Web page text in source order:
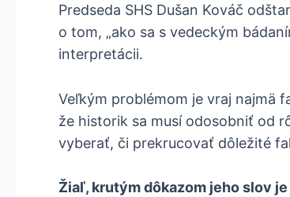
Predseda SHS Dušan Kováč
o tom, „ako sa s vedeckým
interpretácii.
Veľkým problémom je vraj najmä
že historik sa musí odosobniť od
vyberať, či prekrucovať dôležité
Žiaľ, krutým dôkazom jeho slov